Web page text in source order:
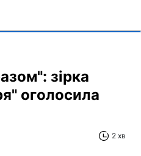
зірка
оголосила
2 хв